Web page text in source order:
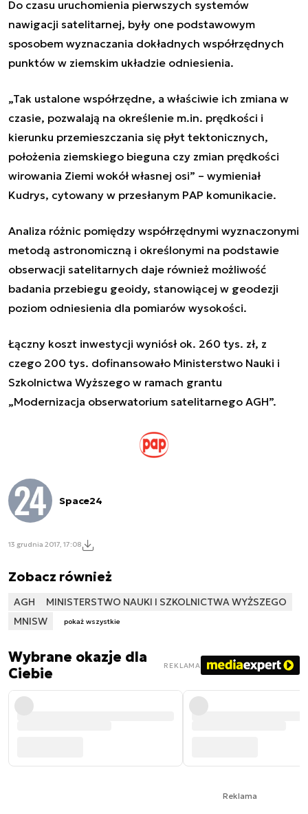
Do czasu uruchomienia pierwszych systemów
nawigacji satelitarnej, były one podstawowym
sposobem wyznaczania dokładnych współrzędnych
punktów w ziemskim układzie odniesienia.
„Tak ustalone współrzędne, a właściwie ich zmiana w
czasie, pozwalają na określenie m.in. prędkości i
kierunku przemieszczania się płyt tektonicznych,
położenia ziemskiego bieguna czy zmian prędkości
wirowania Ziemi wokół własnej osi” – wymieniał
Kudrys, cytowany w przesłanym PAP komunikacie.
Analiza różnic pomiędzy współrzędnymi wyznaczonymi
metodą astronomiczną i określonymi na podstawie
obserwacji satelitarnych daje również możliwość
badania przebiegu geoidy, stanowiącej w geodezji
poziom odniesienia dla pomiarów wysokości.
Łączny koszt inwestycji wyniósł ok. 260 tys. zł, z
czego 200 tys. dofinansowało Ministerstwo Nauki i
Szkolnictwa Wyższego w ramach grantu
„Modernizacja obserwatorium satelitarnego AGH”.
Space24
13 grudnia 2017, 17:08
Zobacz również
AGH
MINISTERSTWO NAUKI I SZKOLNICTWA WYŻSZEGO
MNISW
pokaż wszystkie
Wybrane okazje dla
Ciebie
REKLAMA
Reklama